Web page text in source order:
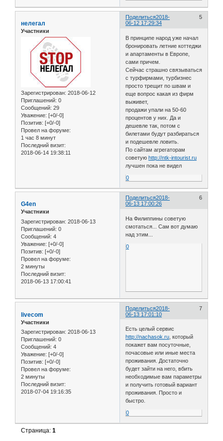
Поделиться 5
2018-
06-12 17:29:34
нелегал
Участники
Зарегистрирован: 2018-06-12
Приглашений: 0
Сообщений: 29
Уважение: [+0/-0]
Позитив: [+0/-0]
Провел на форуме:
1 час 8 минут
Последний визит:
2018-06-14 19:38:11
В принципе народ уже начал
бронировать летние коттеджи
и апартаменты в Европе,
сами причем.
Сейчас страшно связываться
с турфирмами, турбизнес
просто трещит по швам и
еще вопрос какая из фирм
выживет,
продажи упали на 50-60
процентов у них. Да и
дешевле так, потом с
билетами будут разбираться
и подешевле ловить.
По сайтам агрегаторам
советуюhttp://ntk-intourist.ru
лучшен пока не видел
0
Поделиться 6
2018-
06-13 17:00:26
G4en
Участники
Зарегистрирован: 2018-06-13
Приглашений: 0
Сообщений: 4
Уважение: [+0/-0]
Позитив: [+0/-0]
Провел на форуме:
2 минуты
Последний визит:
2018-06-13 17:00:41
На Филиппины советую
смотаться... Сам вот думаю
над этим...
0
Поделиться 7
2018-
06-13 17:01:10
livecom
Участники
Зарегистрирован: 2018-06-13
Приглашений: 0
Сообщений: 4
Уважение: [+0/-0]
Позитив: [+0/-0]
Провел на форуме:
2 минуты
Последний визит:
2018-07-04 19:16:35
Есть целый сервис
http://nachasok.ru , который
покажет вам посуточные,
почасовые или иные места
проживания. Достаточно
будет зайти на него, вбить
необходимые вам параметры
и получить готовый вариант
проживания. Просто и
быстро.
0
Страница:1